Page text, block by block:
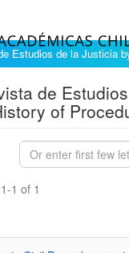
Estudios de la Justicia
de
of
1 of 1